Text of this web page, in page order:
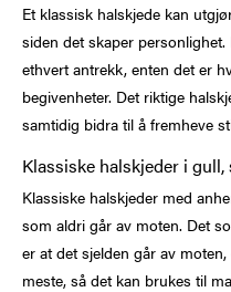
Et klassisk halskjede kan
siden det skaper
ethvert antrekk, enten det er
begivenheter. Det riktige
samtidig bidra til å fremheve
Klassiske halskjeder i
Klassiske halskjeder med
som aldri går av moten. Det
er at det sjelden går av
meste, så det kan brukes til